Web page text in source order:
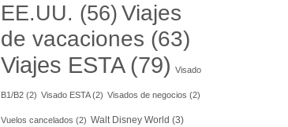
EE.UU. (56)Viajes
de vacaciones (63)
Viajes ESTA(79) Visado
B1/B2(2) Visado ESTA(2) Visados de negocios (2)
Vuelos cancelados (2) Walt Disney World (3)